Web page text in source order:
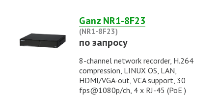
Ganz NR1-8F23
(NR1-8F23)
по запросу
8-channel network recorder, H.264
compression, LINUX OS, LAN,
HDMI/VGA-out, VCA support, 30
fps@1080p/ch, 4 x RJ-45 (PoE )